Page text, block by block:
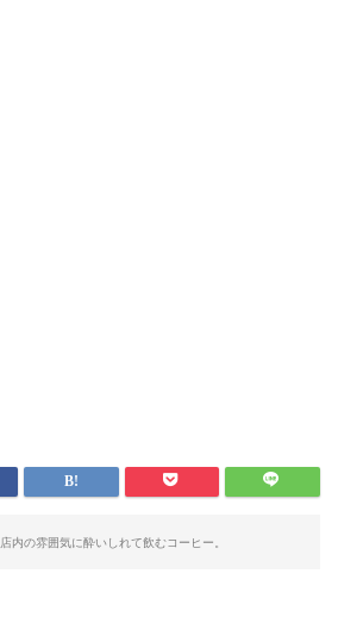
店内の雰囲気に酔いしれて飲むコーヒー。